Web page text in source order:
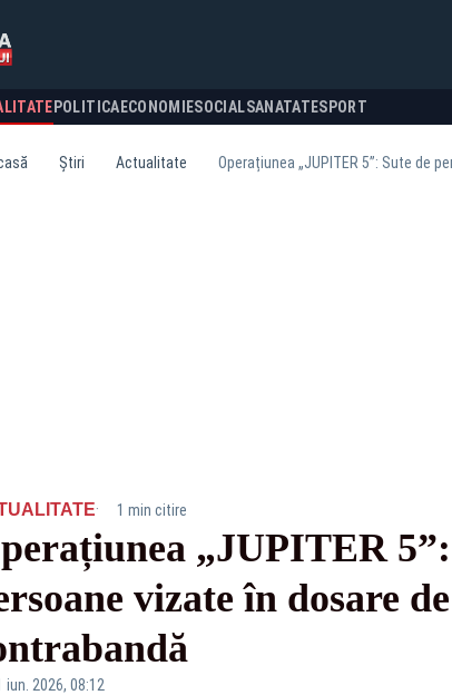
POLITICA ECONOMIESOCIALSANATATESPORT
Știri Actualitate Operațiunea „JUPITER 5”: Sute de
· 1 min citire
„JUPITER
vizate în dosare
iun. 2026, 08:12